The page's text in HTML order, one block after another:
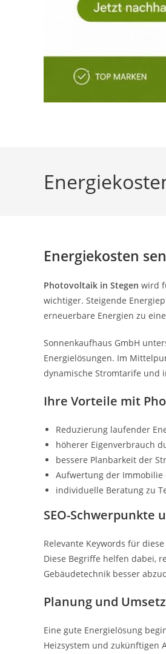
Energiekosten
Photovoltaik in Stegen wird
wichtiger. Steigende
erneuerbare Energien zu
Sonnenkaufhaus GmbH
Energielösungen. Im
dynamische Stromtarife und
Ihre Vorteile mit
Reduzierung laufender
höherer Eigenverbrauch
bessere Planbarkeit der
Aufwertung der
individuelle Beratung zu
SEO-Schwerpunkte
Relevante Keywords für diese
Diese Begriffe helfen dabei,
Gebäudetechnik besser
Planung und
Eine gute Energielösung
Heizsystem und zukünftigen